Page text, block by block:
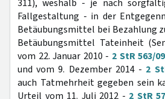
311), weshalb - je nach
Fallgestaltung - in der
Betäubungsmittel bei Bezahlung
Betäubungsmittel Tateinheit
vom 22. Januar 2010 - 2 StR 563/09
und vom 9. Dezember 2014 - 2
auch Tatmehrheit gegeben sein
Urteil vom 11. Juli 2012 - 2 StR